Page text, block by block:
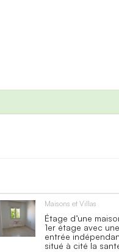
Maisons et Villas
Étage d’une
1er étage avec une
entrée
situé à cité la